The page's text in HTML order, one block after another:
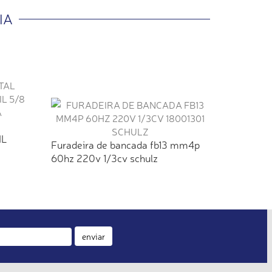
Furadeira de bancada fb13 mm4p
60hz 220v 1/3cv schulz
enviar